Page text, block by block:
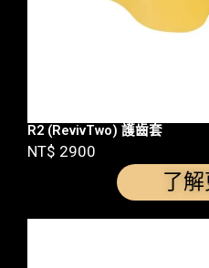
R2 (RevivTwo) 護齒套
NT$ 2900
了